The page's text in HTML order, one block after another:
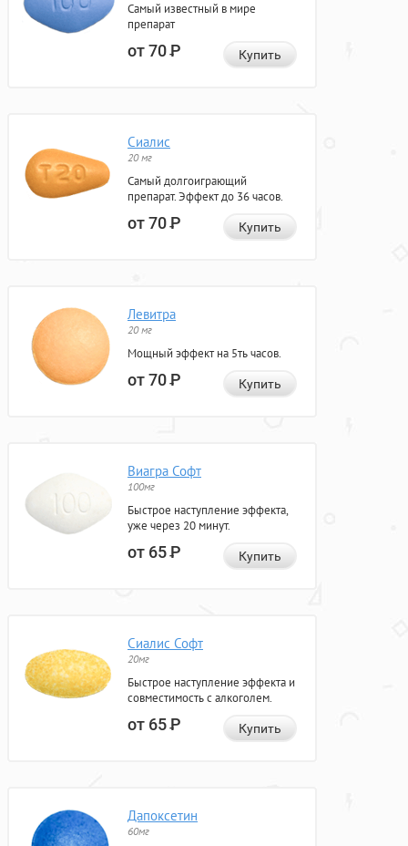
Самый известный в мире
препарат
от 70Р Купить
Сиалис
20 мг
Самый долгоиграющий
препарат. Эффект до 36 часов.
от 70Р Купить
Левитра
20 мг
Мощный эффект на 5ть часов.
от 70Р Купить
Виагра Софт
100мг
Быстрое наступление эффекта,
уже через 20 минут.
от 65Р Купить
Сиалис Софт
20мг
Быстрое наступление эффекта и
совместимость с алкоголем.
от 65Р Купить
Дапоксетин
60мг